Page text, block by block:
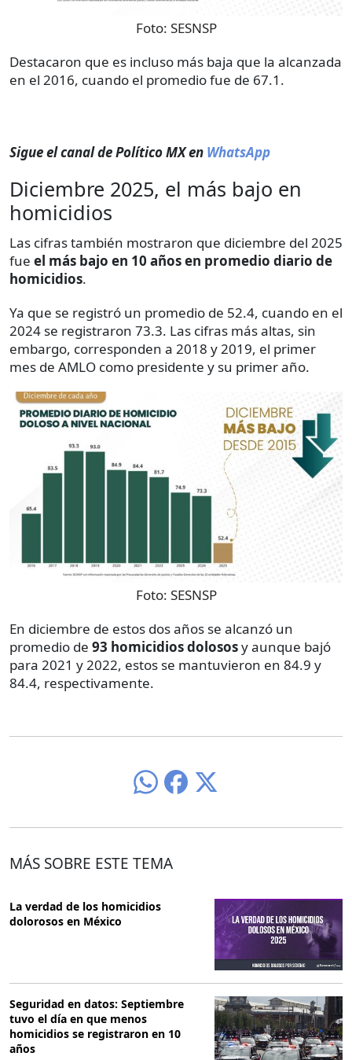
Foto: SESNSP
Destacaron que es incluso más baja que la alcanzada
en el 2016, cuando el promedio fue de 67.1.
Sigue el canal de Político MX en WhatsApp
Diciembre 2025, el más bajo en
homicidios
Las cifras también mostraron que diciembre del 2025
fue el más bajo en 10 años en promedio diario de
homicidios.
Ya que se registró un promedio de 52.4, cuando en el
2024 se registraron 73.3. Las cifras más altas, sin
embargo, corresponden a 2018 y 2019, el primer
mes de AMLO como presidente y su primer año.
Foto: SESNSP
En diciembre de estos dos años se alcanzó un
promedio de 93 homicidios dolososy aunque bajó
para 2021 y 2022, estos se mantuvieron en 84.9 y
84.4, respectivamente.
MÁS SOBRE ESTE TEMA
La verdad de los homicidios
dolorosos en México
Seguridad en datos: Septiembre
tuvo el día en que menos
homicidios se registraron en 10
años